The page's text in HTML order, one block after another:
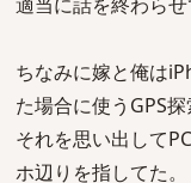
ちなみに嫁と俺は
た場合に使うGPS探
それを思い出して
ホ辺りを指してた。